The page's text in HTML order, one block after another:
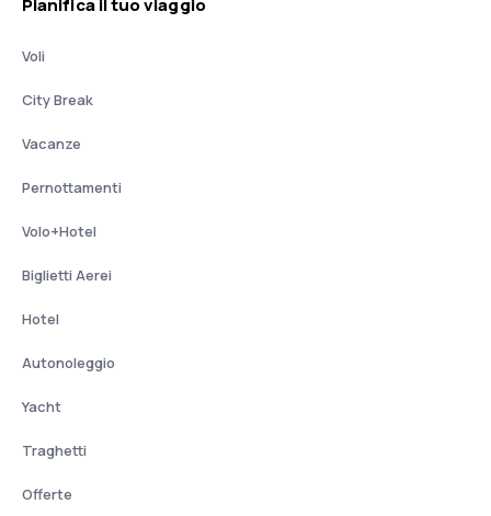
Pianifica il tuo viaggio
Voli
City Break
Vacanze
Pernottamenti
Volo+Hotel
Biglietti Aerei
Hotel
Autonoleggio
Yacht
Traghetti
Offerte